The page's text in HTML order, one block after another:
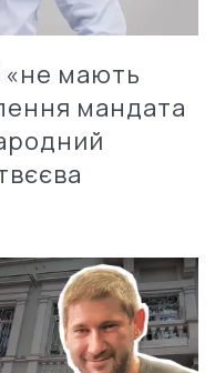
«не мають
мандата